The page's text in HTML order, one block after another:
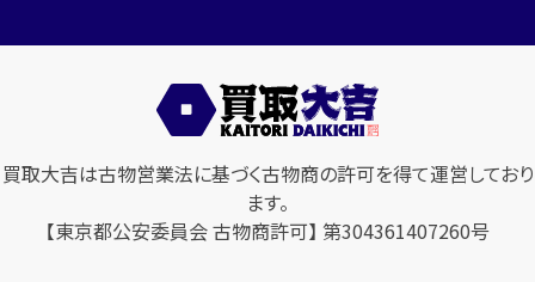
買取大吉は古物営業法に基づく古物商の許可を得て運営しており
ます。
【東京都公安委員会 古物商許可】 第304361407260号